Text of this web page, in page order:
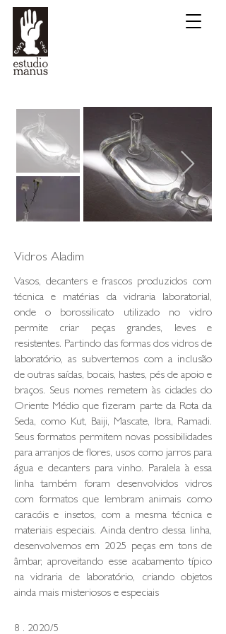
Vidros Aladim
Vasos, decanters e frascos produzidos com
técnica e matérias da vidraria laboratorial,
onde o borossilicato utilizado no vidro
permite criar peças grandes, leves e
resistentes. Partindo das formas dos vidros de
laboratório, as subvertemos com a inclusão
de outras saídas, bocais, hastes, pés de apoio e
braços. Seus nomes remetem às cidades do
Oriente Médio que fizeram parte da Rota da
Seda, como Kut, Baiji, Mascate, Ibra, Ramadi.
Seus formatos permitem novas possibilidades
para arranjos de flores, usos como jarros para
água e decanters para vinho. Paralela à essa
linha também foram desenvolvidos vidros
com formatos que lembram animais como
caracóis e insetos, com a mesma técnica e
materiais especiais. Ainda dentro dessa linha,
desenvolvemos em 2025 peças em tons de
âmbar, aproveitando esse acabamento típico
na vidraria de laboratório, criando objetos
ainda mais misteriosos e especiais
8 . 2020/5